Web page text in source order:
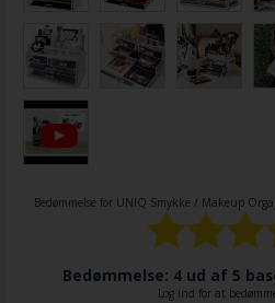
Bedømmelse for UNIQ Smykke / Makeup
Bedømmelse: 4 ud af 5
Log ind for at